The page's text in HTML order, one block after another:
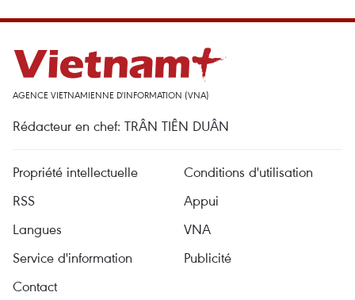
AGENCE VIETNAMIENNE D'INFORMATION (VNA)
Rédacteur en chef: TRÂN TIÊN DUÂN
Propriété intellectuelle
Conditions d'utilisation
RSS
Appui
Langues
VNA
Service d'information
Publicité
Contact